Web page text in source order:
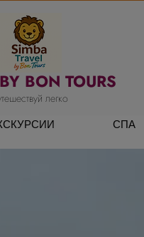
легко
BON TOURS
СПА